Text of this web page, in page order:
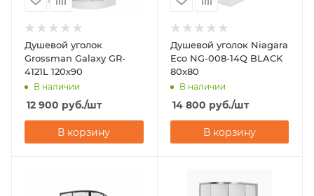
Душевой уголок
Grossman Galaxy GR-
4121L 120х90
В наличии
12 900 руб./шт
В корзину
Душевой уголок Niagara
Eco NG-008-14Q BLACK
80х80
В наличии
14 800 руб./шт
В корзину